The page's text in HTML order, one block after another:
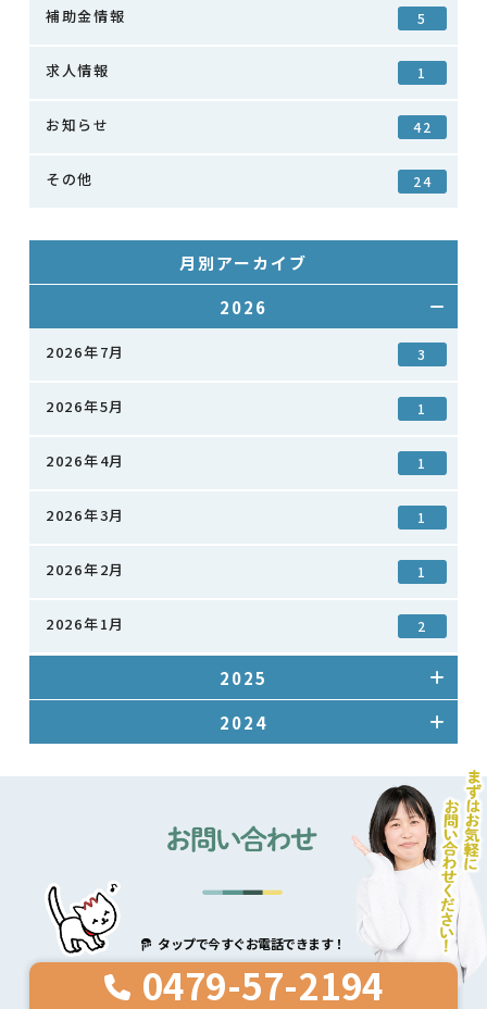
補助金情報 5
求人情報 1
お知らせ 42
その他 24
月別アーカイブ
2026
2026年7月 3
2026年5月 1
2026年4月 1
2026年3月 1
2026年2月 1
2026年1月 2
2025
2024
タップで今すぐお電話できます！
0479-57-2194